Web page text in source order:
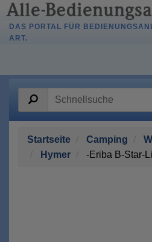
DAS PORTAL FÜR
ART.
Startseite Camping
Hymer
-Eriba B-Star-